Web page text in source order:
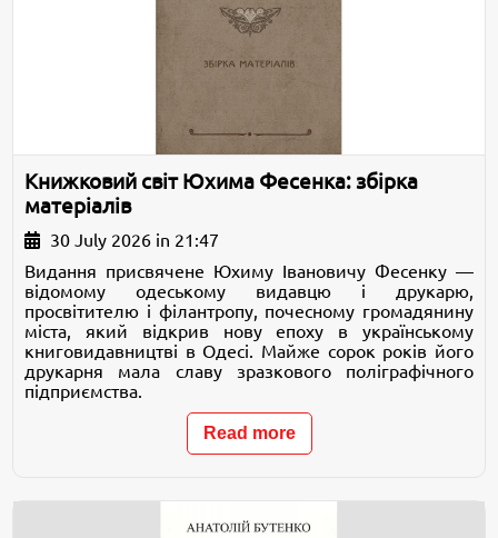
Книжковий світ Юхима Фесенка: збірка
матеріалів
30 July 2026 in 21:47
Видання присвячене Юхиму Івановичу Фесенку —
відомому одеському видавцю і друкарю,
просвітителю і філантропу, почесному громадянину
міста, який відкрив нову епоху в українському
книговидавництві в Одесі. Майже сорок років його
друкарня мала славу зразкового поліграфічного
підприємства.
Read more